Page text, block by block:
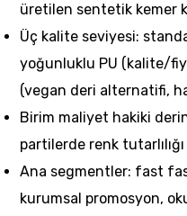
üretilen sentetik kemer
Üç kalite seviyesi:
yoğunluklu PU (kalite/
(vegan deri alternatifi,
Birim maliyet hakiki
partilerde renk
Ana segmentler: fast
kurumsal promosyon,